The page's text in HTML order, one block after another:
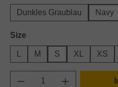
Dunkles Graublau Navy
Size
M S XL XS
Produkt Anzahl: Gib